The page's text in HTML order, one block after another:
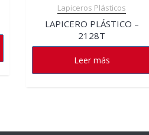
Lapiceros Plásticos
LAPICERO PLÁSTICO –
2128T
Leer más